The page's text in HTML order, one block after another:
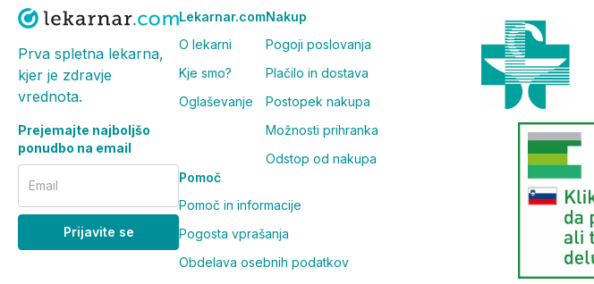
Prva spletna lekarna,
kjer je zdravje
vrednota.
Prejemajte najboljšo
ponudbo na email
Email
Prijavite se
Lekarnar.com
O lekarni
Kje smo?
Oglaševanje
Nakup
Pogoji poslovanja
Plačilo in dostava
Postopek nakupa
Možnosti prihranka
Odstop od nakupa
Pomoč
Pomoč in informacije
Pogosta vprašanja
Obdelava osebnih podatkov